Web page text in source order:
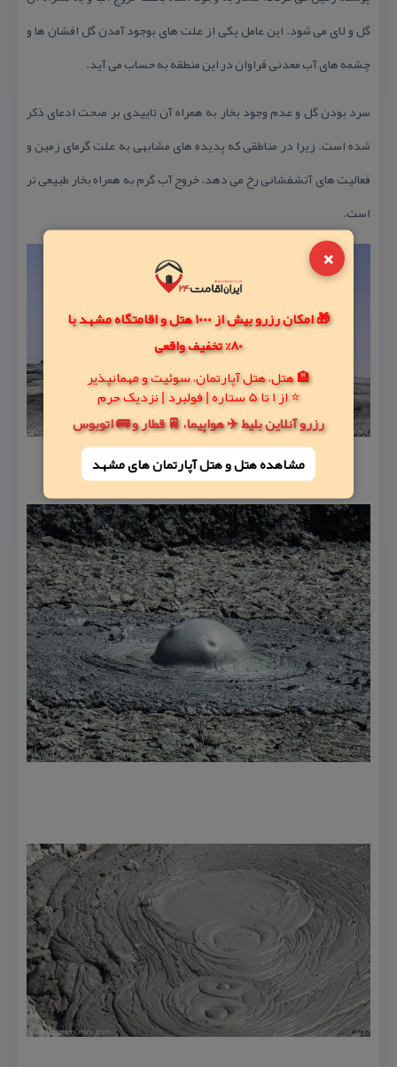
×
🎁 امکان رزرو بیش از 1000 هتل و اقامتگاه مشهد با
80% تخفیف واقعی
🏨 هتل، هتل آپارتمان، سوئیت و مهمانپذیر
⭐ از 1 تا 5 ستاره | فولبرد | نزدیک حرم
رزرو آنلاین بلیط ✈️ هواپیما، 🚆 قطار و 🚌 اتوبوس
مشاهده هتل و هتل‌ آپارتمان های مشهد
گل و لای می شود. این عامل یكی از علت های بوجود آمدن گل افشان ها و
چشمه های آب معدنی فراوان در این منطقه به حساب می آید.
سرد بودن گل و عدم وجود بخار به همراه آن تاییدی بر صحت ادعای ذكر
شده است. زیرا در مناطقی كه پدیده های مشابهی به علت گرمای زمین و
فعالیت های آتشفشانی رخ می دهد، خروج آب گرم به همراه بخار طبیعی تر
است.